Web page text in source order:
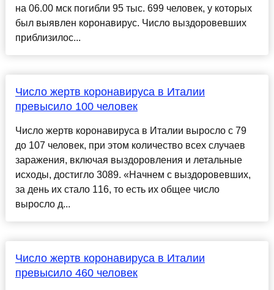
на 06.00 мск погибли 95 тыс. 699 человек, у которых
был выявлен коронавирус. Число выздоровевших
приблизилос...
Число жертв коронавируса в Италии
превысило 100 человек
Число жертв коронавируса в Италии выросло с 79
до 107 человек, при этом количество всех случаев
заражения, включая выздоровления и летальные
исходы, достигло 3089. «Начнем с выздоровевших,
за день их стало 116, то есть их общее число
выросло д...
Число жертв коронавируса в Италии
превысило 460 человек